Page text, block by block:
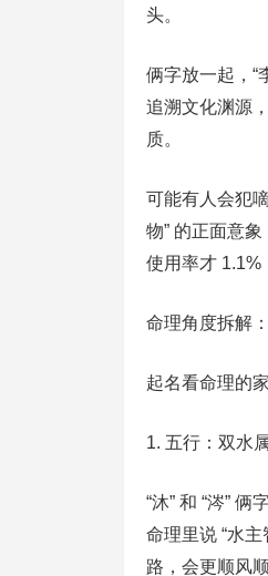
头。
俩字放一起，“
追溯文化渊源
质。
可能有人会犯
物” 的正面意
使用率才 1.1%
命理角度拆解
起名看命理的
1. 五行：双水
“沐” 和 “涔”
命理里说 “水
路，会更顺风顺